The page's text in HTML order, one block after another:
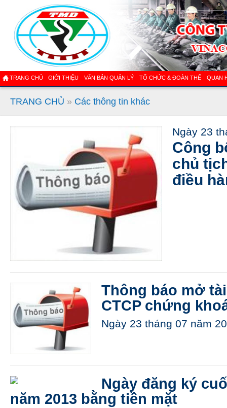
TRANG CHỦ GIỚI THIỆU VĂN BẢN QUẢN LÝ TỔ CHỨC & ĐOÀN THỂ QUAN
TRANG CHỦ » Các thông tin khác
Ngày 23
Công
chủ
điều
Thông báo mở
CTCP chứng
Ngày 23 tháng 07 năm
Ngày đăng ký
năm 2013 bằng tiền mặt